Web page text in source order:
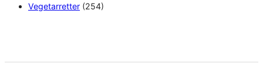
Vegetarretter (254)